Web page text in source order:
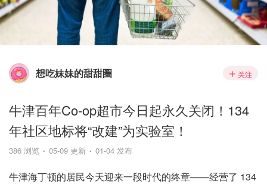
想吃妹妹的甜甜圈 关注
牛津百年Co-op超市今日起永久关闭！134
年社区地标将“改建”为实验室！
386 浏览 05-09 更新 01-04 发布
牛津海丁顿的居民今天迎来一段时代的终章——经营了 134